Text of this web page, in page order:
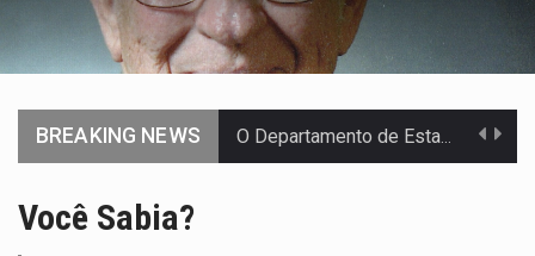
BREAKING NEWS O Departamento de Estado norte-americano confirmou que cidadãos dos Estados…
Você Sabia?